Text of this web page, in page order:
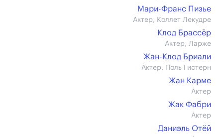
Мари-Франс Пизье
Актер, Коллет Лекудре
Клод Брассёр
Актер, Ларже
Жан-Клод Бриали
Актер, Поль Гистерн
Жан Карме
Актер
Жак Фабри
Актер
Даниэль Отёй